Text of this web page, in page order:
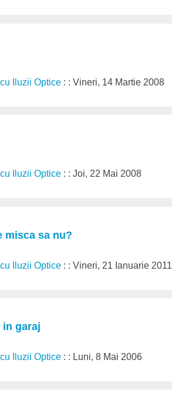
Iluzii Optice : : Vineri, 14 Martie 2008
Iluzii Optice : : Joi, 22 Mai 2008
misca sa nu?
Iluzii Optice : : Vineri, 21 Ianuarie 2011
in garaj
Iluzii Optice : : Luni, 8 Mai 2006